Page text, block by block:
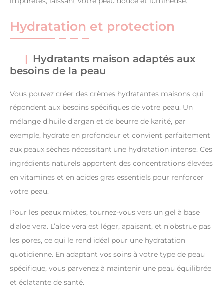
Hydratation et protection
Hydratants maison adaptés aux
besoins de la peau
Vous pouvez créer des crèmes hydratantes maisons qui
répondent aux besoins spécifiques de votre peau. Un
mélange d’huile d’argan et de beurre de karité, par
exemple, hydrate en profondeur et convient parfaitement
aux peaux sèches nécessitant une hydratation intense. Ces
ingrédients naturels apportent des concentrations élevées
en vitamines et en acides gras essentiels pour renforcer
votre peau.
Pour les peaux mixtes, tournez-vous vers un gel à base
d’aloe vera. L’aloe vera est léger, apaisant, et n’obstrue pas
les pores, ce qui le rend idéal pour une hydratation
quotidienne. En adaptant vos soins à votre type de peau
spécifique, vous parvenez à maintenir une peau équilibrée
et éclatante de santé.